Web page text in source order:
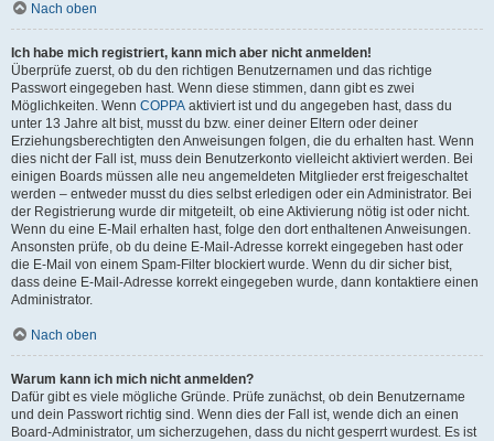
Nach oben
Ich habe mich registriert, kann mich aber nicht anmelden!
Überprüfe zuerst, ob du den richtigen Benutzernamen und das richtige
Passwort eingegeben hast. Wenn diese stimmen, dann gibt es zwei
Möglichkeiten. Wenn COPPA aktiviert ist und du angegeben hast, dass du
unter 13 Jahre alt bist, musst du bzw. einer deiner Eltern oder deiner
Erziehungsberechtigten den Anweisungen folgen, die du erhalten hast. Wenn
dies nicht der Fall ist, muss dein Benutzerkonto vielleicht aktiviert werden. Bei
einigen Boards müssen alle neu angemeldeten Mitglieder erst freigeschaltet
werden – entweder musst du dies selbst erledigen oder ein Administrator. Bei
der Registrierung wurde dir mitgeteilt, ob eine Aktivierung nötig ist oder nicht.
Wenn du eine E-Mail erhalten hast, folge den dort enthaltenen Anweisungen.
Ansonsten prüfe, ob du deine E-Mail-Adresse korrekt eingegeben hast oder
die E-Mail von einem Spam-Filter blockiert wurde. Wenn du dir sicher bist,
dass deine E-Mail-Adresse korrekt eingegeben wurde, dann kontaktiere einen
Administrator.
Nach oben
Warum kann ich mich nicht anmelden?
Dafür gibt es viele mögliche Gründe. Prüfe zunächst, ob dein Benutzername
und dein Passwort richtig sind. Wenn dies der Fall ist, wende dich an einen
Board-Administrator, um sicherzugehen, dass du nicht gesperrt wurdest. Es ist